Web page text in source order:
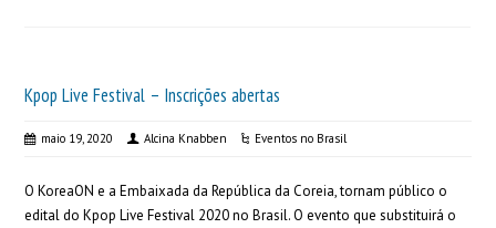
Kpop Live Festival – Inscrições abertas
maio 19, 2020 Alcina Knabben Eventos no Brasil
O KoreaON e a Embaixada da República da Coreia, tornam público o
edital do Kpop Live Festival 2020 no Brasil. O evento que substituirá o